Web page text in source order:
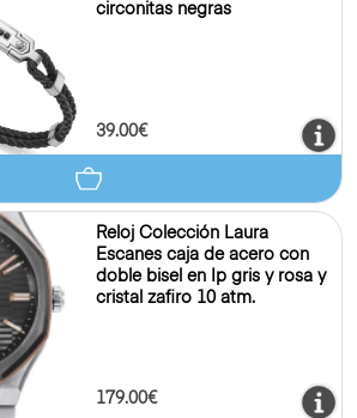
circonitas negras
39.00€
Reloj Colección Laura
Escanes caja de acero con
doble bisel en Ip gris y rosa y
cristal zafiro 10 atm.
179.00€